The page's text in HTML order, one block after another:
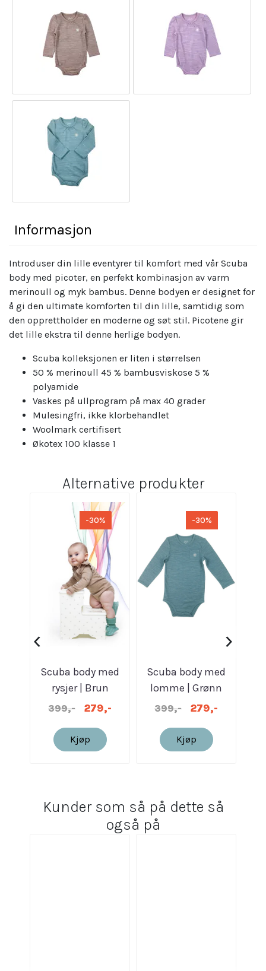
Informasjon
Introduser din lille eventyrer til komfort med vår Scuba
body med picoter, en perfekt kombinasjon av varm
merinoull og myk bambus. Denne bodyen er designet for
å gi den ultimate komforten til din lille, samtidig som
den opprettholder en moderne og søt stil. Picotene gir
det lille ekstra til denne herlige bodyen.
Scuba kolleksjonen er liten i størrelsen
50 % merinoull 45 % bambusviskose 5 %
polyamide
Vaskes på ullprogram på max 40 grader
Mulesingfri, ikke klorbehandlet
Woolmark certifisert
Økotex 100 klasse 1
Alternative produkter
-30%
Scuba body med
rysjer | Brun
melert
399,- 279,-
Kjøp
-30%
Scuba body med
lomme | Grønn
melert
399,- 279,-
Kjøp
‹ ›
Kunder som så på dette så
også på